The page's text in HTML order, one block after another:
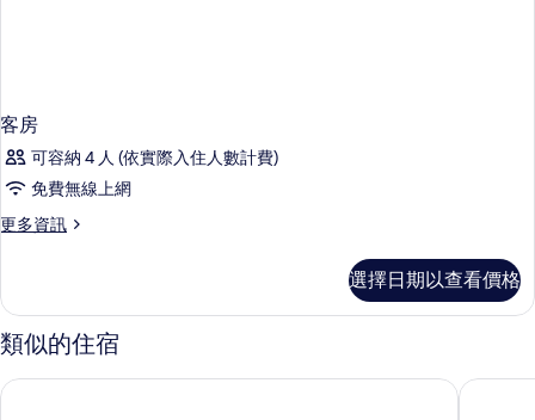
客房
可容納 4 人 (依實際入住人數計費)
免費無線上網
更多資訊
更
的
詳
情
選擇日期以查看價格
類似的住宿
關島廣場度假村 關島太